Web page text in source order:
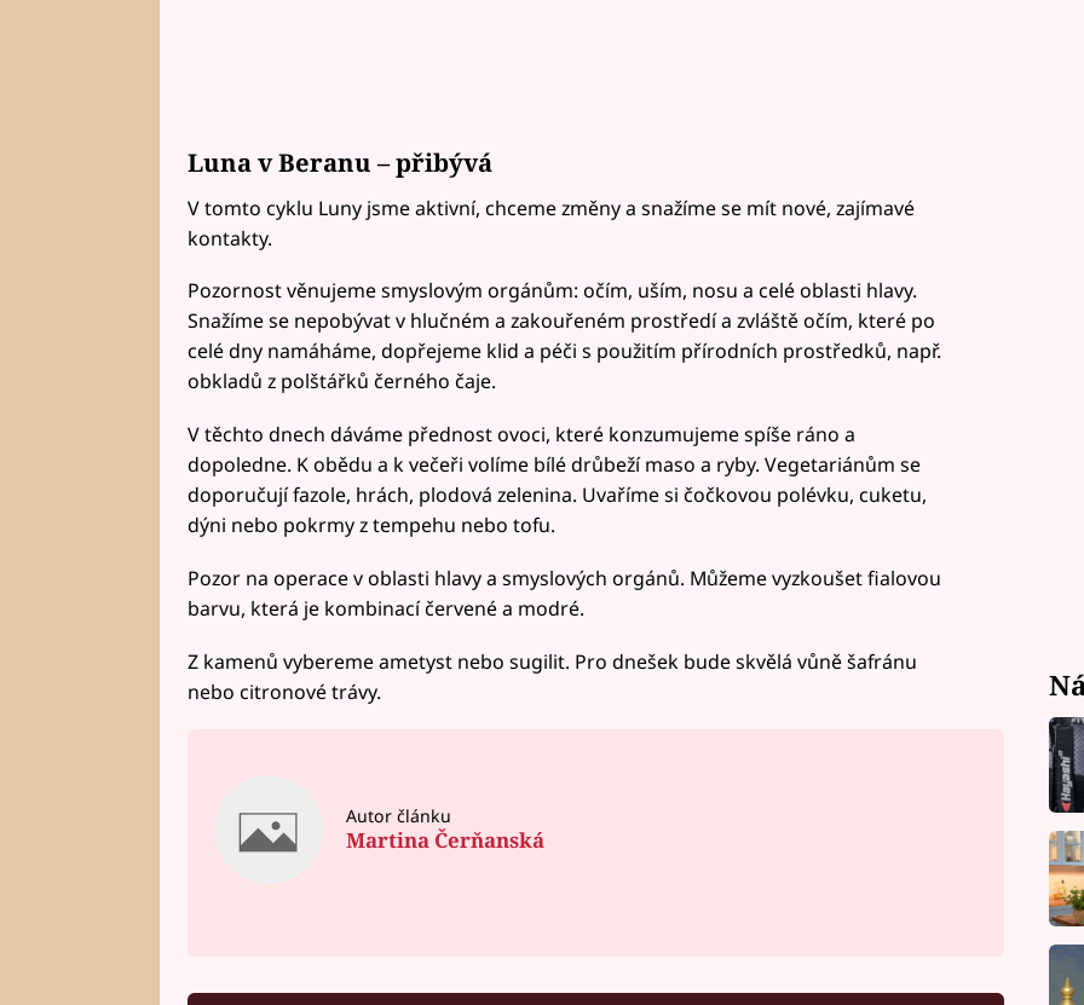
Luna v Beranu – přibývá
V tomto cyklu Luny jsme aktivní, chceme změny a snažíme se mít nové, zajímavé
kontakty.
Pozornost věnujeme smyslovým orgánům: očím, uším, nosu a celé oblasti hlavy.
Snažíme se nepobývat v hlučném a zakouřeném prostředí a zvláště očím, které po
celé dny namáháme, dopřejeme klid a péči s použitím přírodních prostředků, např.
obkladů z polštářků černého čaje.
V těchto dnech dáváme přednost ovoci, které konzumujeme spíše ráno a
dopoledne. K obědu a k večeři volíme bílé drůbeží maso a ryby. Vegetariánům se
doporučují fazole, hrách, plodová zelenina. Uvaříme si čočkovou polévku, cuketu,
dýni nebo pokrmy z tempehu nebo tofu.
Pozor na operace v oblasti hlavy a smyslových orgánů. Můžeme vyzkoušet fialovou
barvu, která je kombinací červené a modré.
Z kamenů vybereme ametyst nebo sugilit. Pro dnešek bude skvělá vůně šafránu
nebo citronové trávy.
Autor článku
Martina Čerňanská